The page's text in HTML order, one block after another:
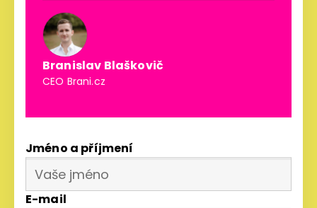
Branislav Blaškovič
CEO Brani.cz
Jméno a příjmení
E-mail